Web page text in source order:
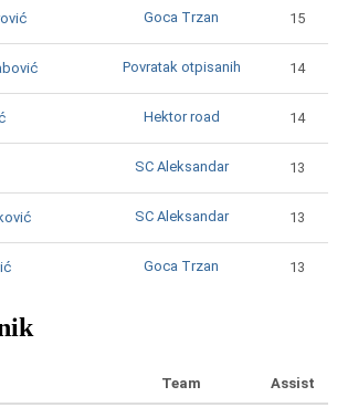
Goca Trzan 15
Povratak otpisanih 14
Hektor road 14
SC Aleksandar 13
SC Aleksandar 13
Goca Trzan 13
Team Assist